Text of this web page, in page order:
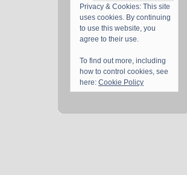
Privacy & Cookies: This site
uses cookies. By continuing
to use this website, you
agree to their use.
To find out more, including
how to control cookies, see
here: Cookie Policy